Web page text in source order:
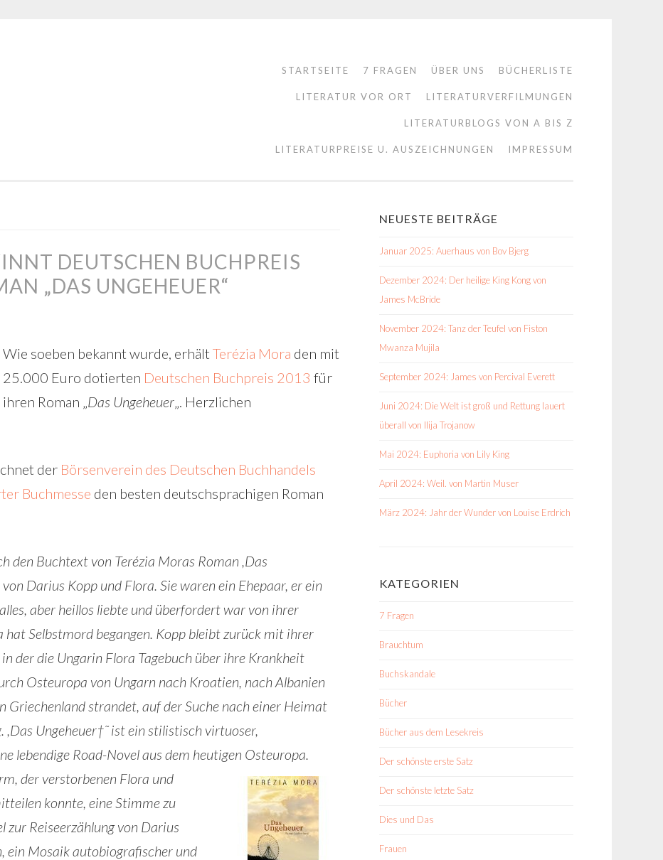
STARTSEITE 7 FRAGEN ÜBER UNS BÜCHERLISTE
LITERATUR VOR ORT LITERATURVERFILMUNGEN
LITERATURBLOGS VON A BIS Z
LITERATURPREISE U. AUSZEICHNUNGEN IMPRESSUM
DEUTSCHEN BUCHPREIS
„DAS UNGEHEUER“
Wie soeben bekannt wurde, erhält Terézia Mora den mit
25.000 Euro dotierten Deutschen Buchpreis 2013 für
ihren Roman „Das Ungeheuer„. Herzlichen
der Börsenverein des Deutschen Buchhandels
Buchmesse den besten deutschsprachigen Roman
den Buchtext von Terézia Moras Roman ,Das
Darius Kopp und Flora. Sie waren ein Ehepaar, er ein
aber heillos liebte und überfordert war von ihrer
Selbstmord begangen. Kopp bleibt zurück mit ihrer
der die Ungarin Flora Tagebuch über ihre Krankheit
Osteuropa von Ungarn nach Kroatien, nach Albanien
Griechenland strandet, auf der Suche nach einer Heimat
,Das Ungeheuer†˜ ist ein stilistisch virtuoser,
lebendige Road-Novel aus dem heutigen Osteuropa.
der verstorbenen Flora und
konnte, eine Stimme zu
zur Reiseerzählung von Darius
ein Mosaik autobiografischer und
NEUESTE BEITRÄGE
Januar 2025: Auerhaus von Bov Bjerg
Dezember 2024: Der heilige King Kong von
James McBride
November 2024: Tanz der Teufel von Fiston
Mwanza Mujila
September 2024: James von Percival Everett
Juni 2024: Die Welt ist groß und Rettung lauert
überall von Ilija Trojanow
Mai 2024: Euphoria von Lily King
April 2024: Weil. von Martin Muser
März 2024: Jahr der Wunder von Louise Erdrich
KATEGORIEN
7 Fragen
Brauchtum
Buchskandale
Bücher
Bücher aus dem Lesekreis
Der schönste erste Satz
Der schönste letzte Satz
Dies und Das
Frauen